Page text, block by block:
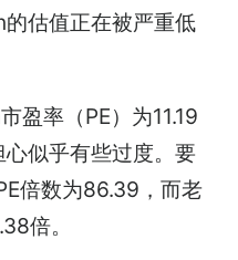
估值正在被严重低
盈率（PE）为11.19
似乎有些过度。要
倍数为86.39，而老
倍。